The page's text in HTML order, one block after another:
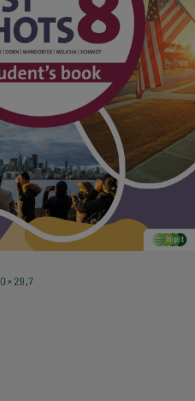
× 29,7